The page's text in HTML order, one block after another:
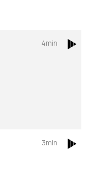
4min
3min